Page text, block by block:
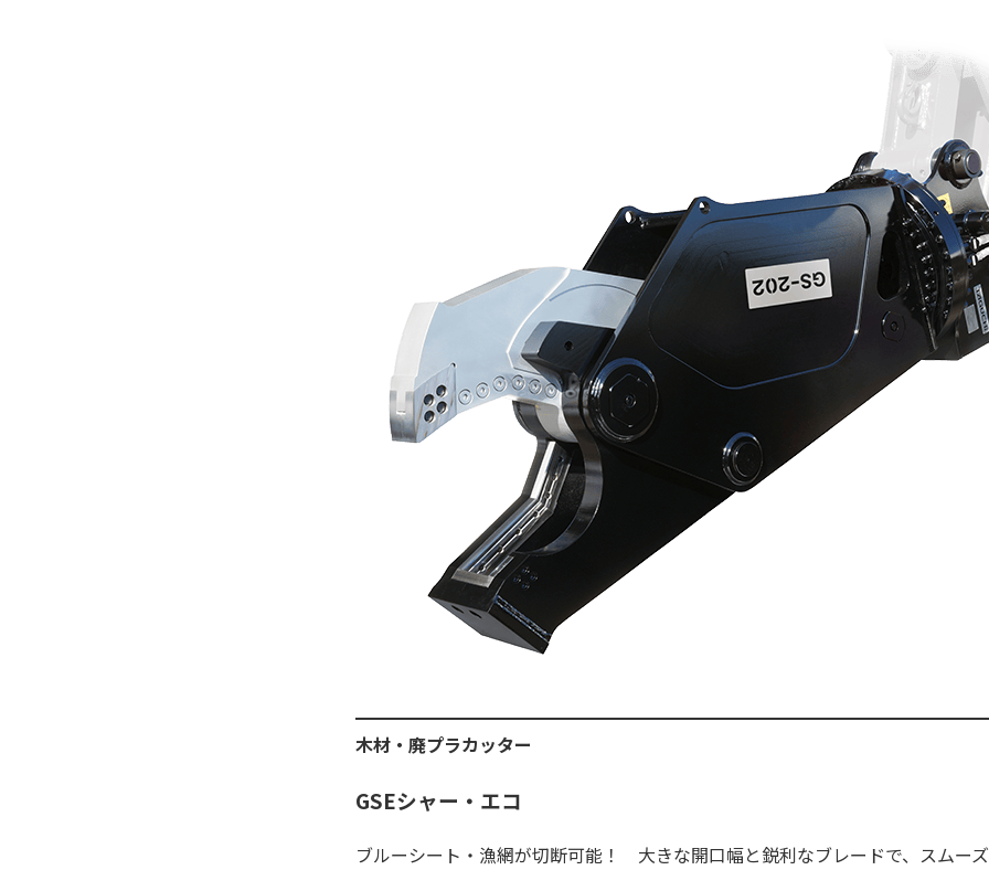
木材・廃プラカッター
GSEシャー・エコ
ブルーシート・漁網が切断可能！ 大きな開口幅と鋭利なブレードで、スムー